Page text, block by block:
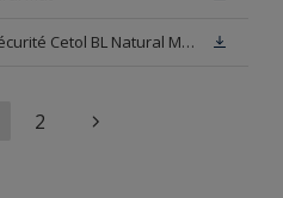
Fiche de données de sécurité Cetol BL Natural Mat Chêne Foncé
2